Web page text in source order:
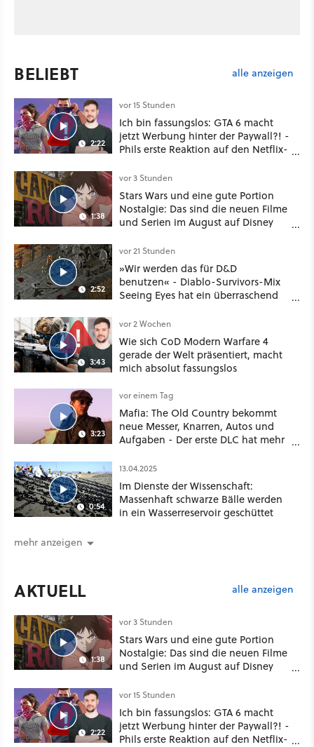
BELIEBT alle anzeigen
2:22
vor 15 Stunden
Ich bin fassungslos: GTA 6 macht
jetzt Werbung hinter der Paywall?! -
Phils erste Reaktion auf den Netflix-
1:38
vor 3 Stunden
Stars Wars und eine gute Portion
Nostalgie: Das sind die neuen Filme
und Serien im August auf Disney
2:52
vor 21 Stunden
»Wir werden das für D&D
benutzen« - Diablo-Survivors-Mix
Seeing Eyes hat ein überraschend
3:43
vor 2 Wochen
Wie sich CoD Modern Warfare 4
gerade der Welt präsentiert, macht
mich absolut fassungslos
3:23
vor einem Tag
Mafia: The Old Country bekommt
neue Messer, Knarren, Autos und
Aufgaben - Der erste DLC hat mehr
0:54
13.04.2025
Im Dienste der Wissenschaft:
Massenhaft schwarze Bälle werden
in ein Wasserreservoir geschüttet
mehr anzeigen
AKTUELL alle anzeigen
1:38
vor 3 Stunden
Stars Wars und eine gute Portion
Nostalgie: Das sind die neuen Filme
und Serien im August auf Disney
2:22
vor 15 Stunden
Ich bin fassungslos: GTA 6 macht
jetzt Werbung hinter der Paywall?! -
Phils erste Reaktion auf den Netflix-